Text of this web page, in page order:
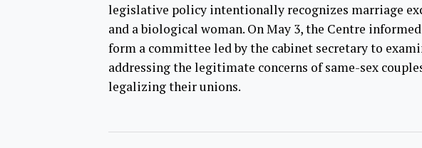
legislative policy intentionally recognizes marriage
and a biological woman. On May 3, the Centre
form a committee led by the cabinet secretary to
addressing the legitimate concerns of same-sex
legalizing their unions.